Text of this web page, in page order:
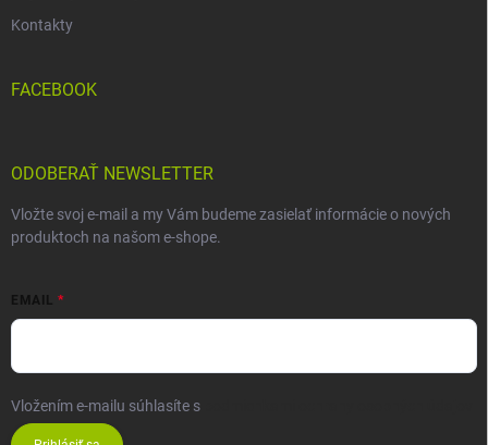
Kontakty
FACEBOOK
ODOBERAŤ NEWSLETTER
Vložte svoj e-mail a my Vám budeme zasielať informácie o nových
produktoch na našom e-shope.
EMAIL
Vložením e-mailu súhlasíte s